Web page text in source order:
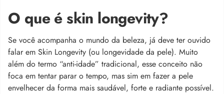
O que é skin longevity?
Se você acompanha o mundo da beleza, já deve ter ouvido
falar em Skin Longevity (ou longevidade da pele). Muito
além do termo “anti-idade” tradicional, esse conceito não
foca em tentar parar o tempo, mas sim em fazer a pele
envelhecer da forma mais saudável, forte e radiante possível.